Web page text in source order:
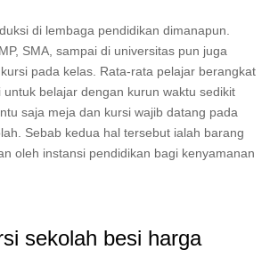
di lembaga pendidikan dimanapun.
SMA, sampai di universitas pun juga
pada kelas. Rata-rata pelajar berangkat
untuk belajar dengan kurun waktu sedikit
saja meja dan kursi wajib datang pada
Sebab kedua hal tersebut ialah barang
oleh instansi pendidikan bagi kenyamanan
sekolah besi harga